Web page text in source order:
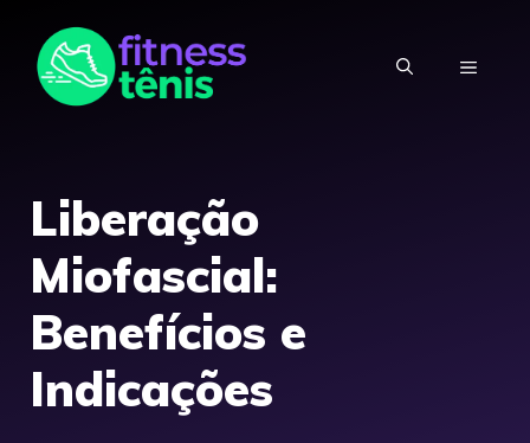
content
MENU
Liberação
Miofascial:
Benefícios e
Indicações